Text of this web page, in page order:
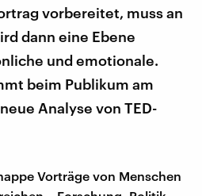
vorbereitet, muss an
dann eine Ebene
und emotionale.
beim Publikum am
Analyse von TED-
Vorträge von Menschen